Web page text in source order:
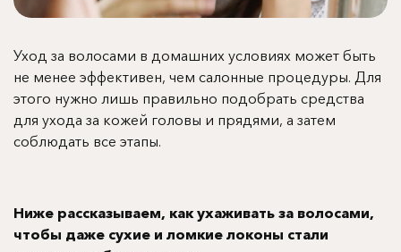
Уход за волосами в домашних условиях может быть
не менее эффективен, чем салонные процедуры. Для
этого нужно лишь правильно подобрать средства
для ухода за кожей головы и прядями, а затем
соблюдать все этапы.
Ниже рассказываем, как ухаживать за волосами,
чтобы даже сухие и ломкие локоны стали